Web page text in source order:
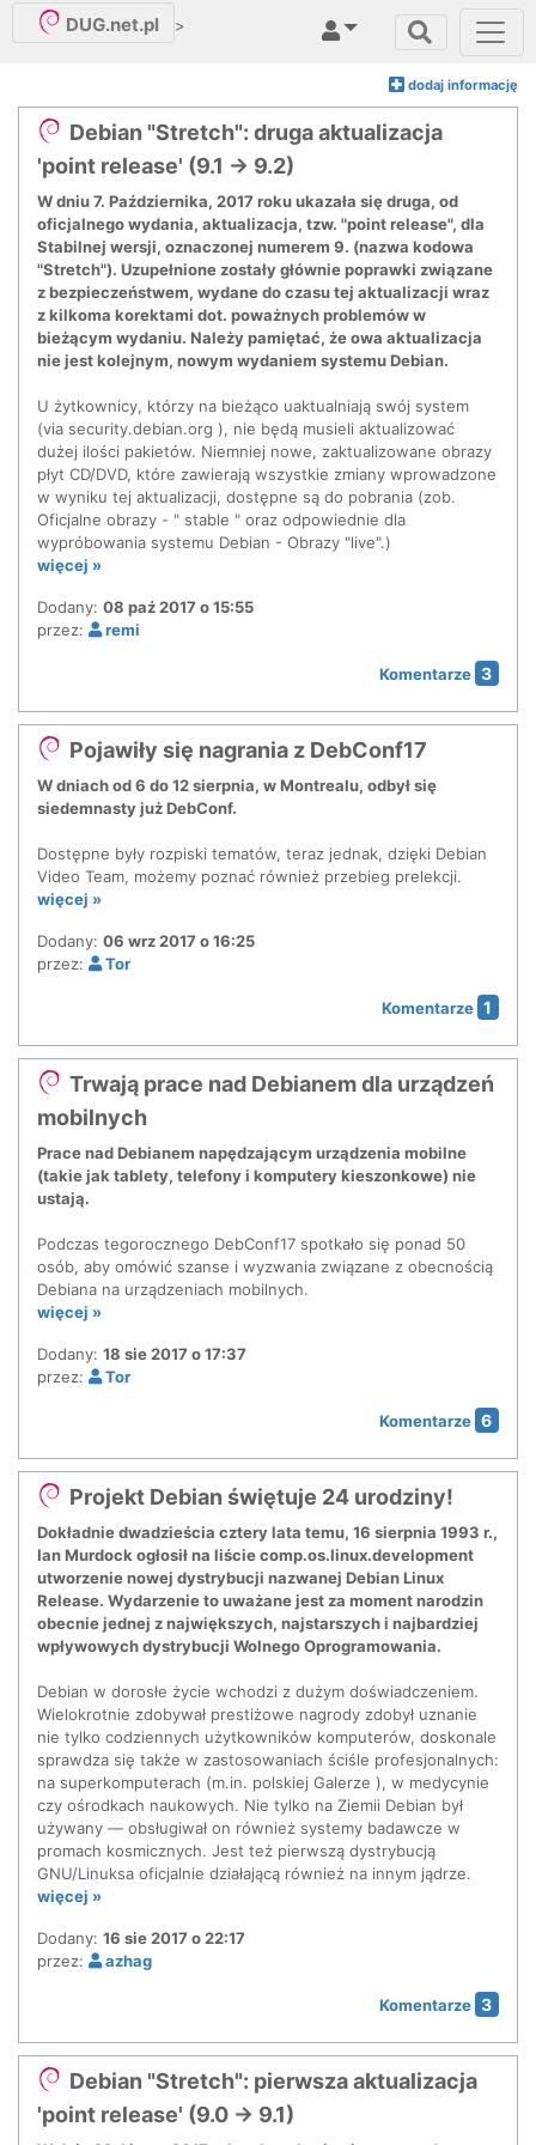
DUG.net.pl >
dodaj informację
Debian "Stretch": druga aktualizacja
'point release' (9.1 → 9.2)
W dniu 7. Października, 2017 roku ukazała się druga, od
oficjalnego wydania, aktualizacja, tzw. "point release", dla
Stabilnej wersji, oznaczonej numerem 9. (nazwa kodowa
"Stretch"). Uzupełnione zostały głównie poprawki związane
z bezpieczeństwem, wydane do czasu tej aktualizacji wraz
z kilkoma korektami dot. poważnych problemów w
bieżącym wydaniu. Należy pamiętać, że owa aktualizacja
nie jest kolejnym, nowym wydaniem systemu Debian.
U żytkownicy, którzy na bieżąco uaktualniają swój system
(via security.debian.org ), nie będą musieli aktualizować
dużej ilości pakietów. Niemniej nowe, zaktualizowane obrazy
płyt CD/DVD, które zawierają wszystkie zmiany wprowadzone
w wyniku tej aktualizacji, dostępne są do pobrania (zob.
Oficjalne obrazy - " stable " oraz odpowiednie dla
wypróbowania systemu Debian - Obrazy "live".)
więcej »
Dodany: 08 paź 2017 o 15:55
przez:
remi
Komentarze 3
Pojawiły się nagrania z DebConf17
W dniach od 6 do 12 sierpnia, w Montrealu, odbył się
siedemnasty już DebConf.
Dostępne były rozpiski tematów, teraz jednak, dzięki Debian
Video Team, możemy poznać również przebieg prelekcji.
więcej »
Dodany: 06 wrz 2017 o 16:25
przez:
Tor
Komentarze 1
Trwają prace nad Debianem dla urządzeń
mobilnych
Prace nad Debianem napędzającym urządzenia mobilne
(takie jak tablety, telefony i komputery kieszonkowe) nie
ustają.
Podczas tegorocznego DebConf17 spotkało się ponad 50
osób, aby omówić szanse i wyzwania związane z obecnością
Debiana na urządzeniach mobilnych.
więcej »
Dodany: 18 sie 2017 o 17:37
przez:
Tor
Komentarze 6
Projekt Debian świętuje 24 urodziny!
Dokładnie dwadzieścia cztery lata temu, 16 sierpnia 1993 r.,
Ian Murdock ogłosił na liście comp.os.linux.development
utworzenie nowej dystrybucji nazwanej Debian Linux
Release. Wydarzenie to uważane jest za moment narodzin
obecnie jednej z największych, najstarszych i najbardziej
wpływowych dystrybucji Wolnego Oprogramowania.
Debian w dorosłe życie wchodzi z dużym doświadczeniem.
Wielokrotnie zdobywał prestiżowe nagrody zdobył uznanie
nie tylko codziennych użytkowników komputerów, doskonale
sprawdza się także w zastosowaniach ściśle profesjonalnych:
na superkomputerach (m.in. polskiej Galerze ), w medycynie
czy ośrodkach naukowych. Nie tylko na Ziemii Debian był
używany — obsługiwał on również systemy badawcze w
promach kosmicznych. Jest też pierwszą dystrybucją
GNU/Linuksa oficjalnie działającą również na innym jądrze.
więcej »
Dodany: 16 sie 2017 o 22:17
przez:
azhag
Komentarze 3
Debian "Stretch": pierwsza aktualizacja
'point release' (9.0 → 9.1)